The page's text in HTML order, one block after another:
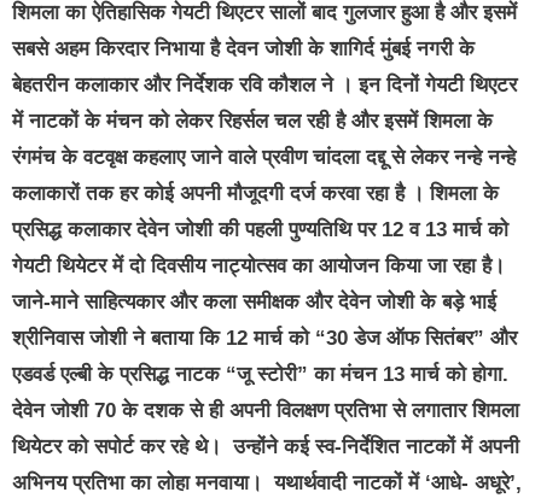
शिमला का ऐतिहासिक गेयटी थिएटर सालों बाद गुलजार हुआ है और इसमें
सबसे अहम किरदार निभाया है देवन जोशी के शागिर्द मुंबई नगरी के
बेहतरीन कलाकार और निर्देशक रवि कौशल ने । इन दिनों गेयटी थिएटर
में नाटकों के मंचन को लेकर रिहर्सल चल रही है और इसमें शिमला के
रंगमंच के वटवृक्ष कहलाए जाने वाले प्रवीण चांदला दद्दू से लेकर नन्हे नन्हे
कलाकारों तक हर कोई अपनी मौजूदगी दर्ज करवा रहा है । शिमला के
प्रसिद्ध कलाकार देवेन जोशी की पहली पुण्यतिथि पर 12 व 13 मार्च को
गेयटी थियेटर में दो दिवसीय नाट्योत्सव का आयोजन किया जा रहा है।
जाने-माने साहित्यकार और कला समीक्षक और देवेन जोशी के बड़े भाई
श्रीनिवास जोशी ने बताया कि 12 मार्च को “30 डेज ऑफ सितंबर” और
एडवर्ड एल्बी के प्रसिद्ध नाटक “जू स्टोरी” का मंचन 13 मार्च को होगा.
देवेन जोशी 70 के दशक से ही अपनी विलक्षण प्रतिभा से लगातार शिमला
थियेटर को सपोर्ट कर रहे थे। उन्होंने कई स्व-निर्देशित नाटकों में अपनी
अभिनय प्रतिभा का लोहा मनवाया। यथार्थवादी नाटकों में ‘आधे- अधूरे’,